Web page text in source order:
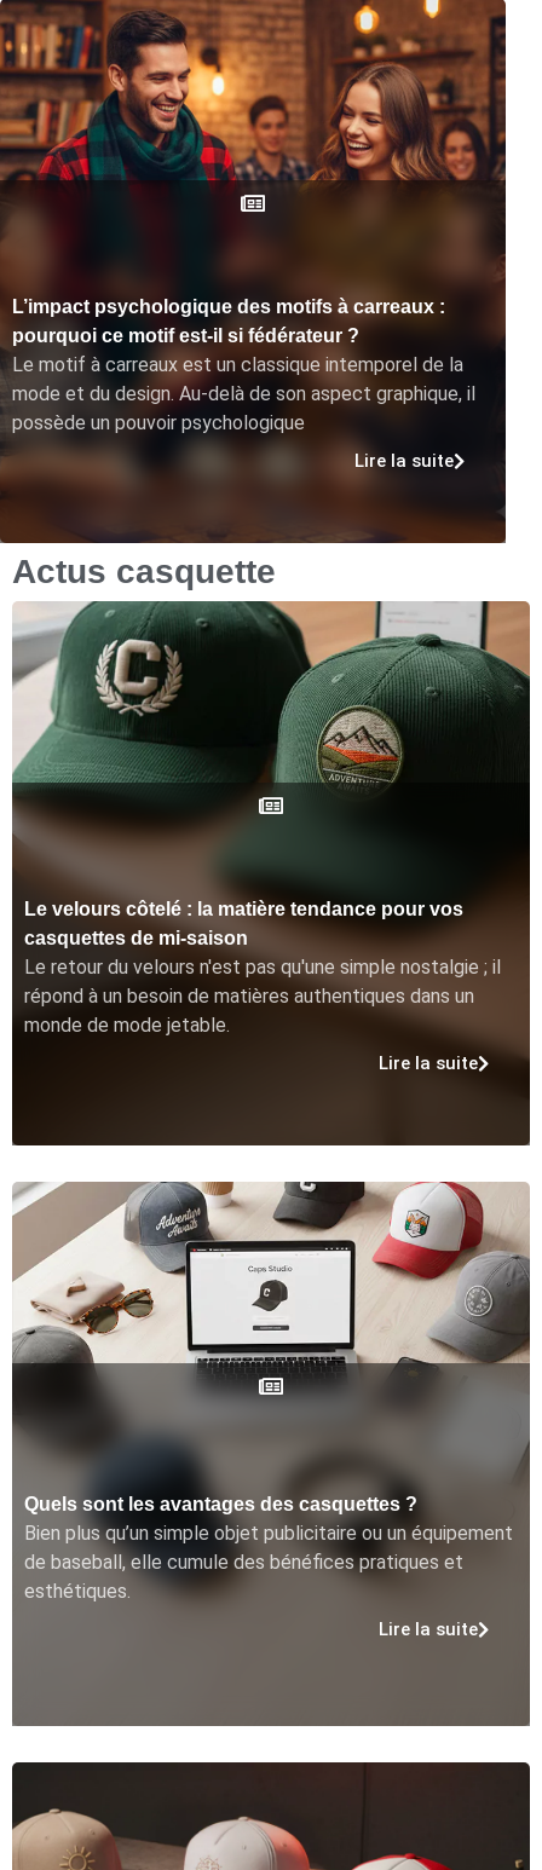
L’impact psychologique des motifs à carreaux :
pourquoi ce motif est-il si fédérateur ?
Le motif à carreaux est un classique intemporel de la
mode et du design. Au-delà de son aspect graphique, il
possède un pouvoir psychologique
Lire la suite
Actus casquette
Le velours côtelé : la matière tendance pour vos
casquettes de mi-saison
Le retour du velours n'est pas qu'une simple nostalgie ; il
répond à un besoin de matières authentiques dans un
monde de mode jetable.
Lire la suite
Quels sont les avantages des casquettes ?
Bien plus qu’un simple objet publicitaire ou un équipement
de baseball, elle cumule des bénéfices pratiques et
esthétiques.
Lire la suite